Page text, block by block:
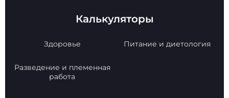
Калькуляторы
Здоровье Питание и диетология
Разведение и племенная
работа